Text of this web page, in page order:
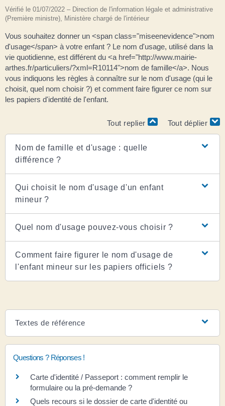
Vérifié le 01/07/2022 – Direction de l'information légale et administrative
(Première ministre), Ministère chargé de l'intérieur
Vous souhaitez donner un <span class="miseenevidence">nom
d'usage</span> à votre enfant ? Le nom d'usage, utilisé dans la
vie quotidienne, est différent du <a href="http://www.mairie-
arthes.fr/particuliers/?xml=R10114">nom de famille</a>. Nous
vous indiquons les règles à connaître sur le nom d'usage (qui le
choisit, quel nom choisir ?) et comment faire figurer ce nom sur
les papiers d'identité de l'enfant.
Tout replier Tout déplier
Nom de famille et d'usage : quelle
différence ?
Qui choisit le nom d'usage d'un enfant
mineur ?
Quel nom d'usage pouvez-vous choisir ?
Comment faire figurer le nom d'usage de
l'enfant mineur sur les papiers officiels ?
Textes de référence
Questions ? Réponses !
Carte d'identité / Passeport : comment remplir le
formulaire ou la pré-demande ?
Quels recours si le dossier de carte d'identité ou